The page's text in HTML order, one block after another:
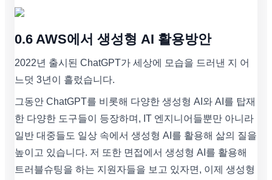
0.6 AWS에서 생성형 AI 활용방안
2022년 출시된 ChatGPT가 세상에 모습을 드러낸 지 어
느덧 3년이 흘렀습니다.
그동안 ChatGPT를 비롯해 다양한 생성형 AI와 AI를 탑재
한 다양한 도구들이 등장하며, IT 엔지니어들뿐만 아니라
일반 대중들도 일상 속에서 생성형 AI를 활용해 삶의 질을
높이고 있습니다. 저 또한 면접에서 생성형 AI를 활용해
트러블슈팅을 하는 지원자들을 보고 있자면, 이제 생성형